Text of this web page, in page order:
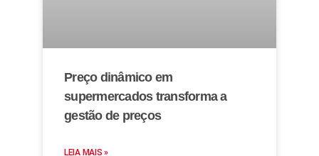
Preço dinâmico em
supermercados transforma a
gestão de preços
LEIA MAIS »